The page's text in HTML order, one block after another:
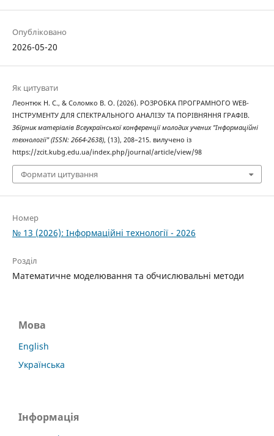
Опубліковано
2026-05-20
Як цитувати
Леонтюк Н. С., & Соломко В. О. (2026). РОЗРОБКА ПРОГРАМНОГО WEB-
ІНСТРУМЕНТУ ДЛЯ СПЕКТРАЛЬНОГО АНАЛІЗУ ТА ПОРІВНЯННЯ ГРАФІВ.
Збірник матеріалів Всеукраїнської конференції молодих учених "Інформаційні
технології" (ISSN: 2664-2638), (13), 208–215. вилучено із
https://zcit.kubg.edu.ua/index.php/journal/article/view/98
Формати цитування
Номер
№ 13 (2026): Інформаційні технології - 2026
Розділ
Математичне моделювання та обчислювальні методи
Мова
English
Українська
Інформація